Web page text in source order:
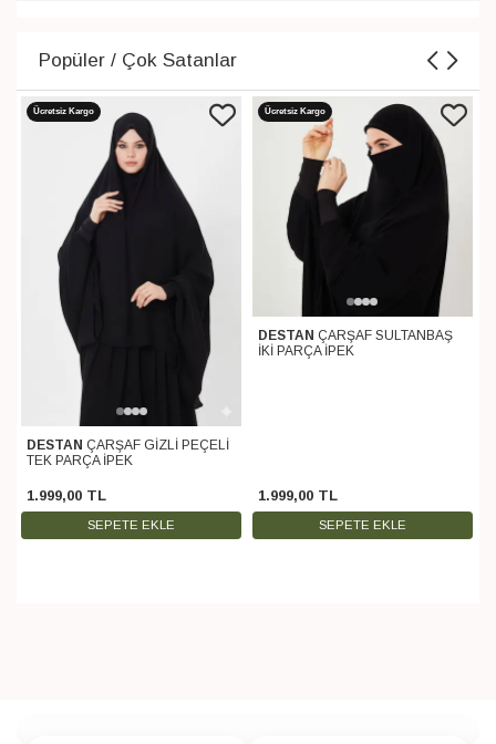
Popüler / Çok Satanlar
Ücretsiz Kargo
DESTAN ÇARŞAF GİZLİ PEÇELİ
TEK PARÇA İPEK
1.999,00 TL
SEPETE EKLE
Ücretsiz Kargo
DESTAN ÇARŞAF SULTANBAŞ
İKİ PARÇA İPEK
1.999,00 TL
SEPETE EKLE